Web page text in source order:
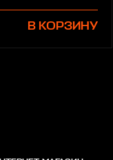
В КОРЗИНУ